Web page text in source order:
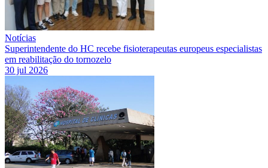
Notícias
Superintendente do HC recebe fisioterapeutas europeus especialistas
em reabilitação do tornozelo
30 jul 2026